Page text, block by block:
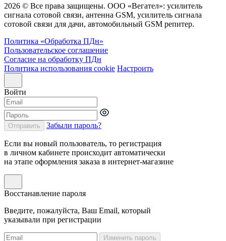
2026 © Все права защищены. ООО «Вегател»: усилитель
сигнала сотовой связи, антенна GSM, усилитель сигнала
сотовой связи для дачи, автомобильный GSM репитер.
Политика «Обработка ПДн»
Пользовательское соглашение
Согласие на обработку ПДн
Политика использования cookie Настроить
Войти
Отправить Забыли пароль?
Если вы новый пользователь, то регистрация
в личном кабинете происходит автоматически
на этапе оформления заказа в интернет-магазине
Восстанавление пароля
Введите, пожалуйста, Ваш Email, который
указывали при регистрации
Изменить пароль